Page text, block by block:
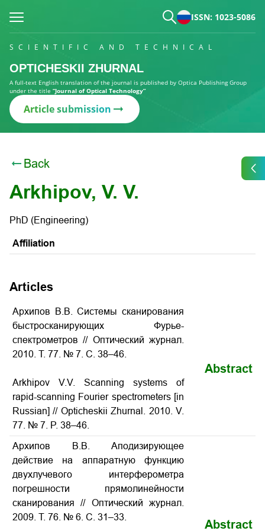
ISSN: 1023-5086
SCIENTIFIC AND TECHNICAL
OPTICHESKII ZHURNAL
A full-text English translation of the journal is published by Optica Publishing Group
under the title “Journal of Optical Technology”
Article submission
Back
Arkhipov, V. V.
PhD (Engineering)
Affiliation
Articles
Архипов В.В. Системы сканирования
быстросканирующих Фурье-
спектрометров // Оптический журнал.
2010. Т. 77. № 7. С. 38–46.
Arkhipov V.V. Scanning systems of
rapid-scanning Fourier spectrometers [in
Russian] // Opticheskii Zhurnal. 2010. V.
77. № 7. P. 38–46.
Abstract
Архипов В.В. Аподизирующее
действие на аппаратную функцию
двухлучевого интерферометра
погрешности прямолинейности
сканирования // Оптический журнал.
2009. Т. 76. № 6. С. 31–33.
Abstract